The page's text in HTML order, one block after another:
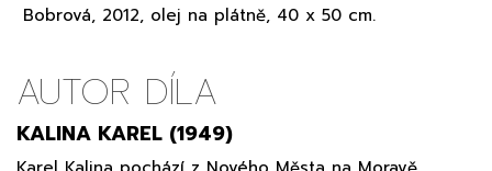
Bobrová, 2012, olej na plátně, 40 x 50 cm.
AUTOR DÍLA
KALINA KAREL (1949)